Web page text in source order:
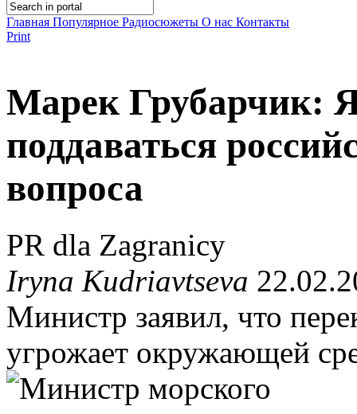
Главная Популярное Радиосюжеты О нас Контакты
Print
Марек Грубарчик:
поддаваться
вопроса
PR dla Zagranicy
Iryna Kudriavtseva
Министр заявил, что
угрожает окружающей